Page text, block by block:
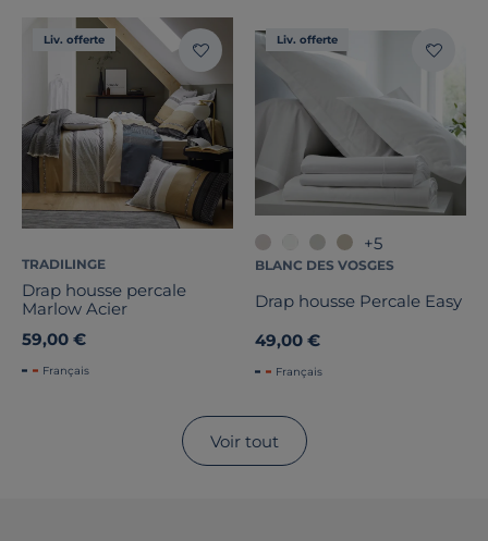
Liv. offerte
TRADILINGE
Drap housse percale
Marlow Acier
59,00 €
Français
Liv. offerte
+5
BLANC DES VOSGES
Drap housse Percale Easy
49,00 €
Français
Voir tout